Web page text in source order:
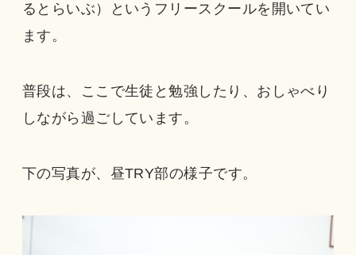
るとらいぶ）というフリースクールを開いてい
ます。
普段は、ここで生徒と勉強したり、おしゃべり
しながら過ごしています。
下の写真が、昼TRY部の様子です。